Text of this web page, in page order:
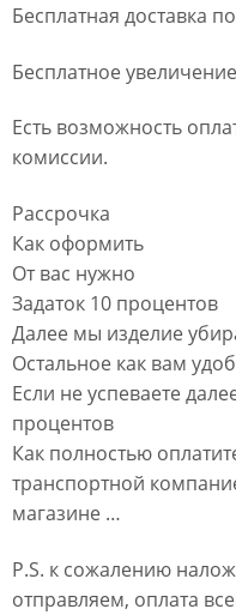
Бесплатная доставка
Бесплатное
Есть возможность
комиссии.
Рассрочка
Как оформить
От вас нужно
Задаток 10 процентов
Далее мы изделие
Остальное как вам
Если не успеваете
процентов
Как полностью
транспортной
магазине …
P.S. к сожалению
отправляем, оплата